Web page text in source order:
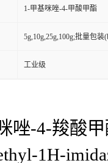
1-甲基咪唑-4-甲酸甲酯
5g,10g,25g,100g;批量包装
工业级
唑-4-羧酸
1H-